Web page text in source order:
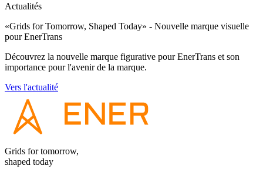
Actualités
«Grids for Tomorrow, Shaped Today» - Nouvelle marque visuelle
pour EnerTrans
Découvrez la nouvelle marque figurative pour EnerTrans et son
importance pour l'avenir de la marque.
Vers l'actualité
Grids for tomorrow,
shaped today